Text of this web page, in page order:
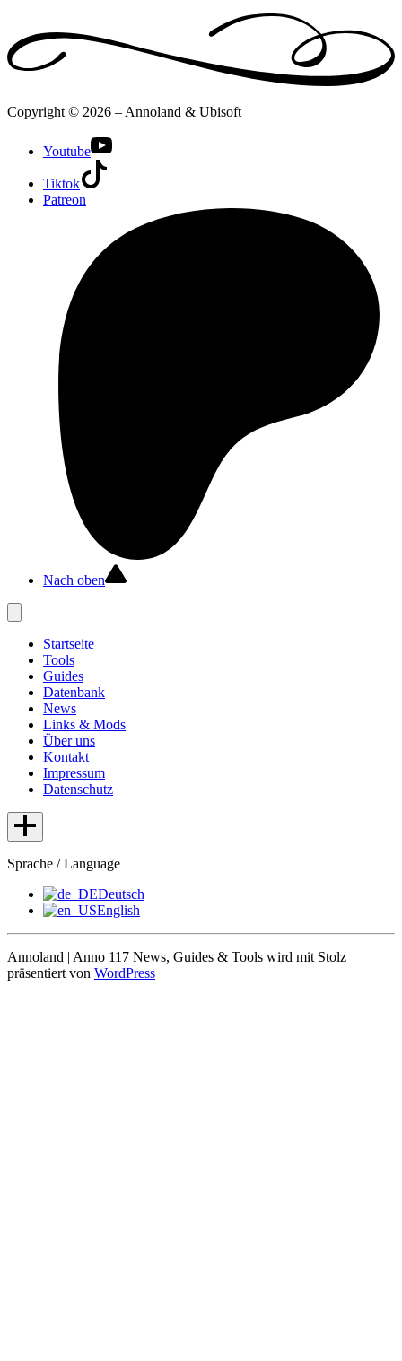
Copyright © 2026 – Annoland & Ubisoft
Youtube
Tiktok
Patreon
Nach oben
Startseite
Tools
Guides
Datenbank
News
Links & Mods
Über uns
Kontakt
Impressum
Datenschutz
Sprache / Language
Deutsch
English
Annoland | Anno 117 News, Guides & Tools wird mit Stolz
präsentiert von WordPress